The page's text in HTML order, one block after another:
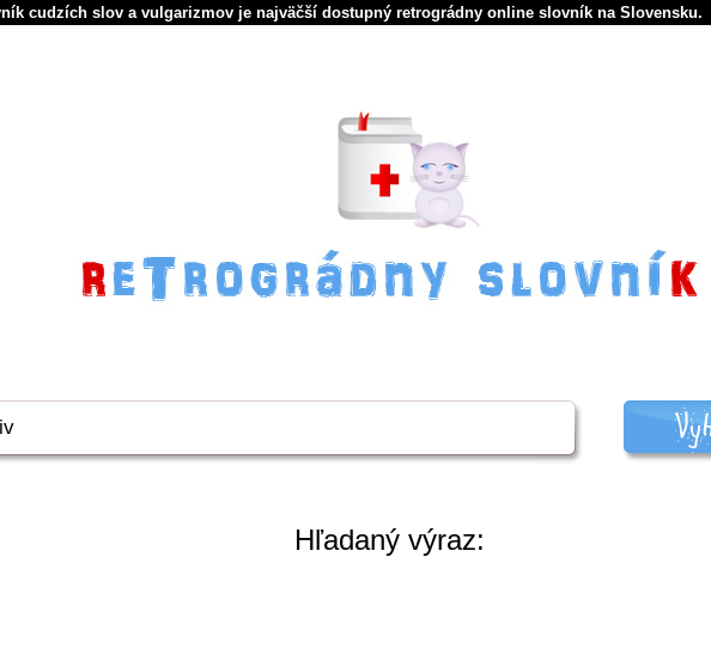
cudzích slov a vulgarizmov je najväčší dostupný retrográdny online slovník na Slovensku.
Hľadaný výraz: